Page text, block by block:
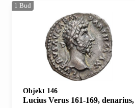
1 Bud
Objekt 146
Lucius Verus 161-169, denarius, Roma 166